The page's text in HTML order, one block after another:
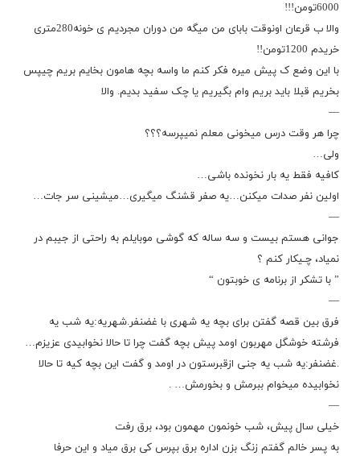
6000تومن!!!
والا ب قرعان اونوقت بابای من میگه من دوران مجردیم ی خونه280متری
خریدم 1200تومن!!
با این وضع ک پیش میره فکر کنم ما واسه بچه هامون بخایم بریم چیپس
بخریم قبلا باید بریم وام بگیریم یا چک سفید بدیم. والا
—
چرا هر وقت درس میخونی معلم نمیپرسه؟؟؟
ولی…
کافیه فقط یه بار نخونده باشی…
اولین نفر صدات میکنن…یه صفر قشنگ میگیری…میشینی سر جات…
—
جوانی هستم بیست و سه ساله که گوشی موبایلم به راحتی از جیبم در
نمیاد، چـیکار کنم ؟
” با تشکر از برنامه ی خوبتون “
—
فرق بین قصه گفتن برای بچه یه شهری با غضنفر.شهریه:یه شب یه
فرشته خوشگل مهربون اومد پیش بچه گفت چرا تا حالا نخوابیدی عزیزم…
.غضنفر:یه شب یه جنی ازقبرستون در اومد و گفت این بچه کیه تا حالا
نخوابیده میخوام ببرمش و بخورمش… .
—
خیلی سال پیش، شب خونمون مهمون بود، برق رفت
به پسر خالم گفتم زنگ بزن اداره برق بپرس کی برق میاد و این حرفا